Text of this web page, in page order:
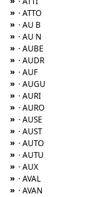
» · ATTO
» · AU B
» · AU N
» · AUBE
» · AUDR
» · AUF
» · AUGU
» · AURI
» · AURO
» · AUSE
» · AUST
» · AUTO
» · AUTU
» · AUX
» · AVAL
» · AVAN